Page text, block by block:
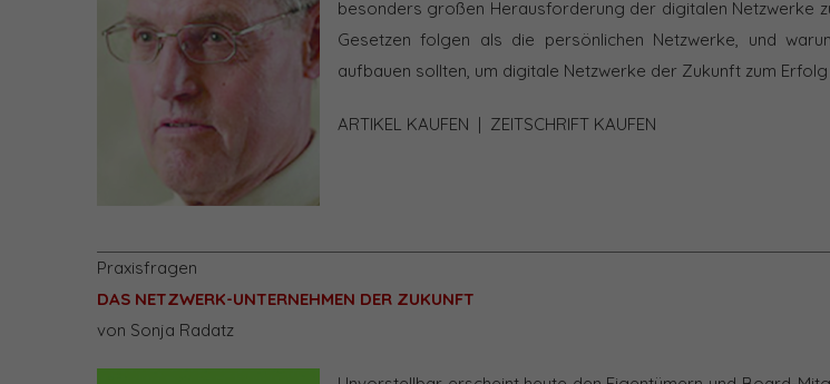
besonders großen Herausforderung der digitalen Netzwerke
Gesetzen folgen als die persönlichen Netzwerke, und
aufbauen sollten, um digitale Netzwerke der Zukunft zum Erfolg
ARTIKEL KAUFEN ZEITSCHRIFT KAUFEN
Praxisfragen
DAS NETZWERK-UNTERNEHMEN DER ZUKUNFT
von Sonja Radatz